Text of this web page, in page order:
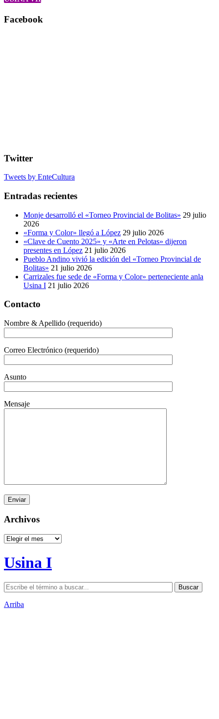
Facebook
Twitter
Tweets by EnteCultura
Entradas recientes
Monje desarrolló el «Torneo Provincial de Bolitas» 29 julio
2026
«Forma y Color» llegó a López 29 julio 2026
«Clave de Cuento 2025» y «Arte en Pelotas» dijeron
presentes en López 21 julio 2026
Pueblo Andino vivió la edición del «Torneo Provincial de
Bolitas» 21 julio 2026
Carrizales fue sede de «Forma y Color» perteneciente anla
Usina I 21 julio 2026
Contacto
Nombre & Apellido (requerido)
Correo Electrónico (requerido)
Asunto
Mensaje
Archivos
Archivos
Usina I
Arriba